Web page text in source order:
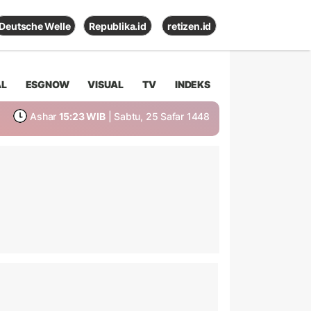
Deutsche Welle Republika.id retizen.id
ESGNOW VISUAL TV INDEKS
Ashar 15:23 WIB | Sabtu, 25 Safar 1448